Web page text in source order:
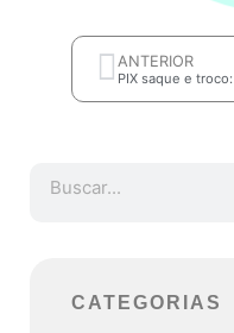
ANTERIOR
CATEGORIAS